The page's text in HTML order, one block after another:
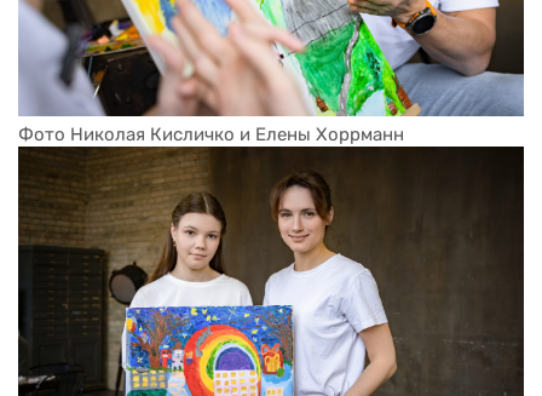
Фото Николая Кисличко и Елены Хоррманн